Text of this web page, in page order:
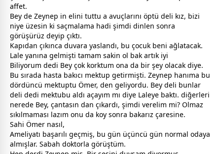
affet.
Bey de Zeynep in elini tuttu a avuçlarını öptü deli kız, bizi
niye üzesin ki saçmalama hadi şimdi dinlen sonra
görüşürüz deyip çıktı.
Kapıdan çıkınca duvara yaslandı, bu çocuk beni ağlatacak.
Lale yanına gelmişti tamam sakin ol bak artık iyi
Biliyorum dedi Bey çok korktum ona da bir şey olacak diye.
Bu sırada hasta bakıcı mektup getirmişti. Zeynep hanıma bu
dördüncü mektuptu Ömer, den geliyordu. Bey deli bunlar
deli dedi mektubu aldı açayım mı diye Laleye baktı. diğerleri
nerede Bey, çantasın dan çıkardı, şimdi verelim mi? Olmaz
sıkılmaması lazım onu da koy sonra bakarız çaresine.
Sahi Ömer nasıl,
Ameliyatı başarılı geçmiş, bu gün üçüncü gün normal odaya
almışlar. Sabah doktorla görüştüm.